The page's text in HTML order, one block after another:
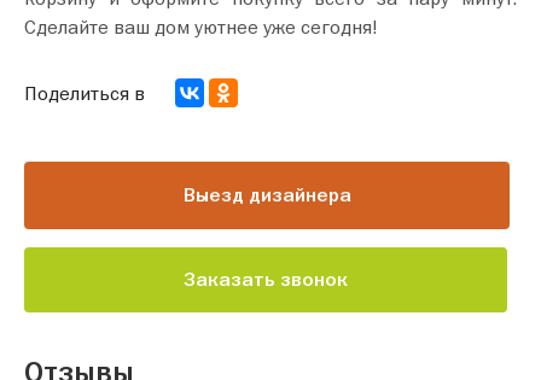
Сделайте ваш дом уютнее уже сегодня!
Выезд дизайнера
Заказать звонок
Поделиться в